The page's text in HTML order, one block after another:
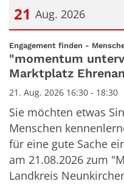
21 Aug. 2026
Datum: 21. August
Engagement finden -
"momentum
Marktplatz
21. Aug. 2026 16:30 - 18:30
Sie möchten etwas
Menschen
für eine gute Sache
am 21.08.2026 zum
Landkreis